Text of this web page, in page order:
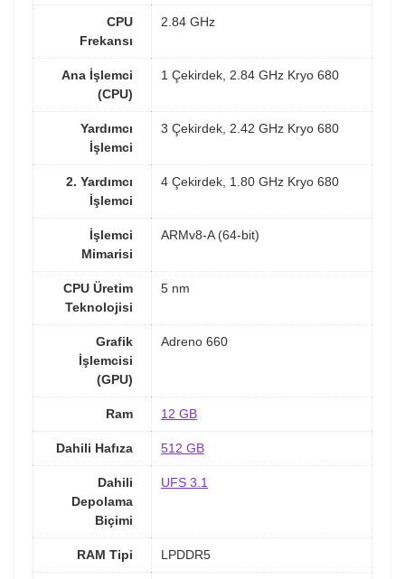
CPU
Frekansı
2.84 GHz
Ana İşlemci
(CPU)
1 Çekirdek, 2.84 GHz Kryo 680
Yardımcı
İşlemci
3 Çekirdek, 2.42 GHz Kryo 680
2. Yardımcı
İşlemci
4 Çekirdek, 1.80 GHz Kryo 680
İşlemci
Mimarisi
ARMv8-A (64-bit)
CPU Üretim
Teknolojisi
5 nm
Grafik
İşlemcisi
(GPU)
Adreno 660
Ram 12 GB
Dahili Hafıza 512 GB
Dahili
Depolama
Biçimi
UFS 3.1
RAM Tipi LPDDR5